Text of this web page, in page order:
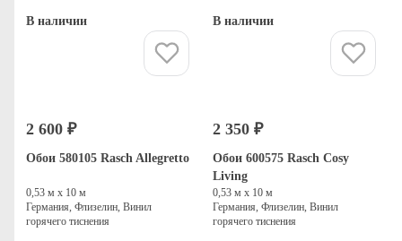
В наличии В наличии
2 600 ₽
Обои 580105 Rasch Allegretto
0,53 м х 10 м
Германия, Флизелин, Винил
горячего тиснения
2 350 ₽
Обои 600575 Rasch Cosy
Living
0,53 м х 10 м
Германия, Флизелин, Винил
горячего тиснения